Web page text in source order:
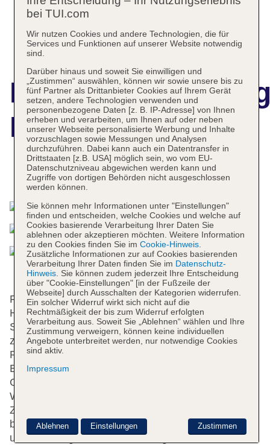
D-Resort Gocek
Das bietet Ihre Unterkunft
Für die Gäste stehen in einem 2-stöckigen
Haupthaus und in 10 Nebengebäuden 2 Junior-
Suiten, 15 Suiten, 90 Einzel- und 80 Doppelzimmer
zur Auswahl. Englischsprachiges Personal an der
Rezeption im Empfangsbereich steht zur Seite beim
Ein- und Auschecken. Die Einrichtung umfasst eine
Gepäckaufbewahrung, einen Safe und eine
Wechselstube. Per WLAN erhalten die Gäste
Zugang zum Internet. Das Resort bietet eine Reihe
behindertengerechter Annehmlichkeiten. Ein Aufzug
und rollstuhlgerechte Einrichtungen sind vorhanden.
bei TUI.com
Wir nutzen Cookies und andere Technologien, die für
Services und Funktionen auf unserer Website notwendig
sind.
Darüber hinaus und soweit Sie einwilligen und
„Zustimmen“ auswählen, können wir sowie unsere bis zu
fünf Partner als Drittanbieter Cookies auf Ihrem Gerät
setzen, andere Technologien verwenden und
personenbezogene Daten [z. B. IP-Adresse] von Ihnen
erheben und verarbeiten, um Ihnen auf oder neben
unserer Webseite personalisierte Werbung und Inhalte
vorzuschlagen sowie Messungen und Analysen
durchzuführen. Dabei kann auch ein Datentransfer in
Drittstaaten [z.B. USA] möglich sein, wo vom EU-
Datenschutzniveau abgewichen werden kann und
Zugriffe von dortigen Behörden nicht ausgeschlossen
werden können.
Sie können mehr Informationen unter "Einstellungen"
finden und entscheiden, welche Cookies und welche auf
Cookies basierende Verarbeitung Ihrer Daten Sie
ablehnen oder akzeptieren möchten. Weitere Information
zu den Cookies finden Sie im Cookie-Hinweis.
Zusätzliche Informationen zur auf Cookies basierenden
Verarbeitung Ihrer Daten finden Sie im Datenschutz-
Hinweis. Sie können zudem jederzeit Ihre Entscheidung
über "Cookie-Einstellungen" [in der Fußzeile der
Webseite] durch Ausschalten der Kategorien widerrufen.
Ein solcher Widerruf wirkt sich nicht auf die
Rechtmäßigkeit der bis zum Widerruf erfolgten
Verarbeitung aus. Soweit Sie „Ablehnen“ wählen und Ihre
Zustimmung verweigern, können keine individuellen
Angebote unterbreitet werden, nur notwendige Cookies
sind aktiv.
Impressum
Zustimmen
Ablehnen Einstellungen